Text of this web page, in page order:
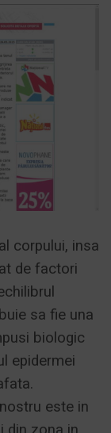
corpului, insa
de factori
sa fie una
biologic
epidermei
este in